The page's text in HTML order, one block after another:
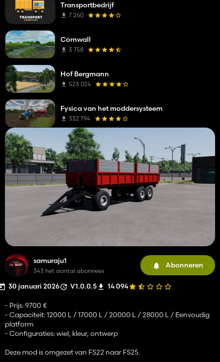
samuraju1
343 het aantal abonnees
Abonneren
30 januari 2026 V1.0.0.5 14 094
- Prijs: 9700 €
- Capaciteit: 12000 L / 17000 L / 20000 L / 28000 L / Eenvoudig
platform
- Configuraties: wiel, kleur, ontwerp
Deze mod is omgezet van FS22 naar FS25.
Transportbedrijf
7 260
Cornwall
3 758
Hof Bergmann
523 024
Fysica van het moddersysteem
332 794